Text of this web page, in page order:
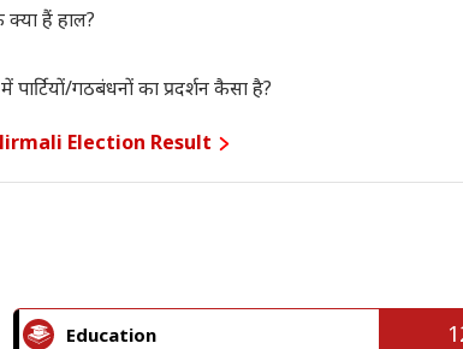
हैं हाल?
गठबंधनों का प्रदर्शन कैसा है?
Election Result
Education